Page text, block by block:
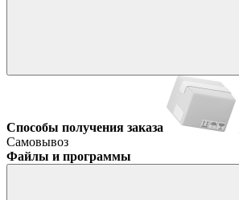
Способы получения заказа
Самовывоз
Файлы и программы